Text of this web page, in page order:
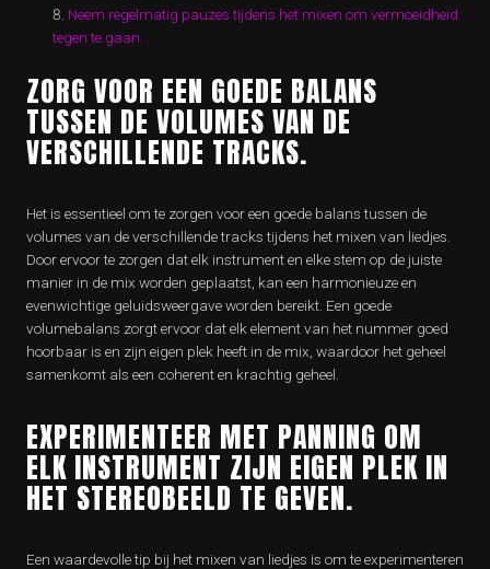
Neem regelmatig pauzes tijdens het mixen om vermoeidheid
tegen te gaan.
ZORG VOOR EEN GOEDE BALANS
TUSSEN DE VOLUMES VAN DE
VERSCHILLENDE TRACKS.
Het is essentieel om te zorgen voor een goede balans tussen de
volumes van de verschillende tracks tijdens het mixen van liedjes.
Door ervoor te zorgen dat elk instrument en elke stem op de juiste
manier in de mix worden geplaatst, kan een harmonieuze en
evenwichtige geluidsweergave worden bereikt. Een goede
volumebalans zorgt ervoor dat elk element van het nummer goed
hoorbaar is en zijn eigen plek heeft in de mix, waardoor het geheel
samenkomt als een coherent en krachtig geheel.
EXPERIMENTEER MET PANNING OM
ELK INSTRUMENT ZIJN EIGEN PLEK IN
HET STEREOBEELD TE GEVEN.
Een waardevolle tip bij het mixen van liedjes is om te experimenteren